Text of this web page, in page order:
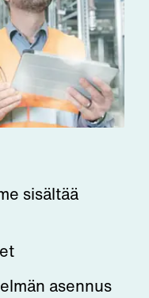
sisältää
asennus